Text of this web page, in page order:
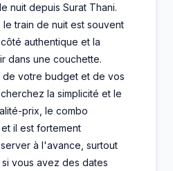
nuit depuis Surat Thani.
train de nuit est souvent
authentique et la
dans une couchette.
votre budget et de vos
la simplicité et le
prix, le combo
il est fortement
à l'avance, surtout
vous avez des dates